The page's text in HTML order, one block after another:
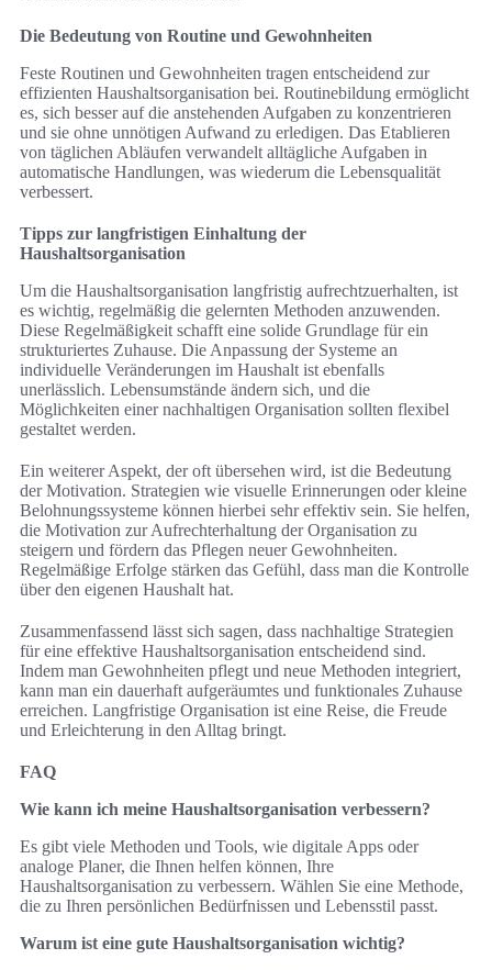
Die Bedeutung von Routine und Gewohnheiten
Feste Routinen und Gewohnheiten tragen entscheidend zur
effizienten Haushaltsorganisation bei. Routinebildung ermöglicht
es, sich besser auf die anstehenden Aufgaben zu konzentrieren
und sie ohne unnötigen Aufwand zu erledigen. Das Etablieren
von täglichen Abläufen verwandelt alltägliche Aufgaben in
automatische Handlungen, was wiederum die Lebensqualität
verbessert.
Tipps zur langfristigen Einhaltung der
Haushaltsorganisation
Um die Haushaltsorganisation langfristig aufrechtzuerhalten, ist
es wichtig, regelmäßig die gelernten Methoden anzuwenden.
Diese Regelmäßigkeit schafft eine solide Grundlage für ein
strukturiertes Zuhause. Die Anpassung der Systeme an
individuelle Veränderungen im Haushalt ist ebenfalls
unerlässlich. Lebensumstände ändern sich, und die
Möglichkeiten einer nachhaltigen Organisation sollten flexibel
gestaltet werden.
Ein weiterer Aspekt, der oft übersehen wird, ist die Bedeutung
der Motivation. Strategien wie visuelle Erinnerungen oder kleine
Belohnungssysteme können hierbei sehr effektiv sein. Sie helfen,
die Motivation zur Aufrechterhaltung der Organisation zu
steigern und fördern das Pflegen neuer Gewohnheiten.
Regelmäßige Erfolge stärken das Gefühl, dass man die Kontrolle
über den eigenen Haushalt hat.
Zusammenfassend lässt sich sagen, dass nachhaltige Strategien
für eine effektive Haushaltsorganisation entscheidend sind.
Indem man Gewohnheiten pflegt und neue Methoden integriert,
kann man ein dauerhaft aufgeräumtes und funktionales Zuhause
erreichen. Langfristige Organisation ist eine Reise, die Freude
und Erleichterung in den Alltag bringt.
FAQ
Wie kann ich meine Haushaltsorganisation verbessern?
Es gibt viele Methoden und Tools, wie digitale Apps oder
analoge Planer, die Ihnen helfen können, Ihre
Haushaltsorganisation zu verbessern. Wählen Sie eine Methode,
die zu Ihren persönlichen Bedürfnissen und Lebensstil passt.
Warum ist eine gute Haushaltsorganisation wichtig?